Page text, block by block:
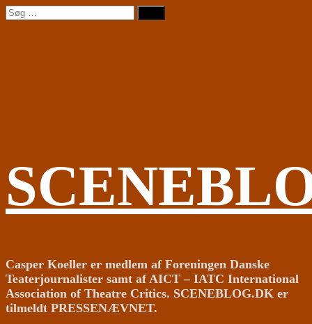
Videre
til
Søg
efter:
Casper Koeller er medlem af Foreningen Danske
Teaterjournalister samt af AICT – IATC International
Association of Theatre Critics. SCENEBLOG.DK er
tilmeldt PRESSENÆVNET.